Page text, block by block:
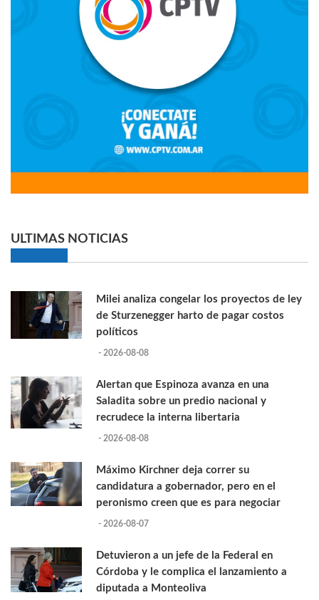
ULTIMAS NOTICIAS
Milei analiza congelar los proyectos de ley
de Sturzenegger harto de pagar costos
políticos
- 2026-08-08
Alertan que Espinoza avanza en una
Saladita sobre un predio nacional y
recrudece la interna libertaria
- 2026-08-08
Máximo Kirchner deja correr su
candidatura a gobernador, pero en el
peronismo creen que es para negociar
- 2026-08-07
Detuvieron a un jefe de la Federal en
Córdoba y le complica el lanzamiento a
diputada a Monteoliva